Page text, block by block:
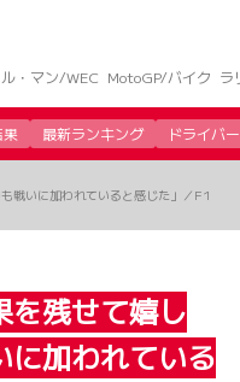
ル・マン/WEC MotoGP/バイク ラ
最新ランキング ドライバー
戦いに加われていると感じた」／F1
を残せて嬉し
に加われている